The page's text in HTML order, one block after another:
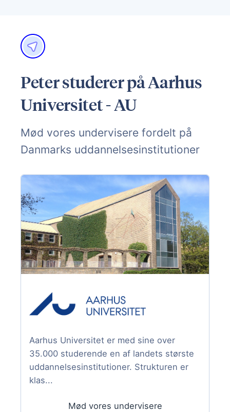
Peter studerer på Aarhus
Universitet - AU
Mød vores undervisere fordelt på
Danmarks uddannelsesinstitutioner
Aarhus Universitet er med sine over
35.000 studerende en af landets største
uddannelsesinstitutioner. Strukturen er
klas...
Mød vores undervisere